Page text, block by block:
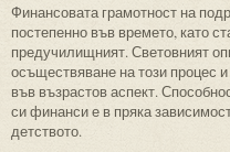
Финансовата грамотност на
постепенно във времето, като
предучилищният. Световният
осъществяване на този процес
във възрастов аспект.
си финанси е в пряка
детството.